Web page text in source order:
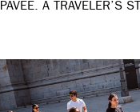
PAVEE. A TRAVELER’S